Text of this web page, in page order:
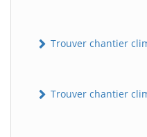
Trouver chantier
Trouver chantier